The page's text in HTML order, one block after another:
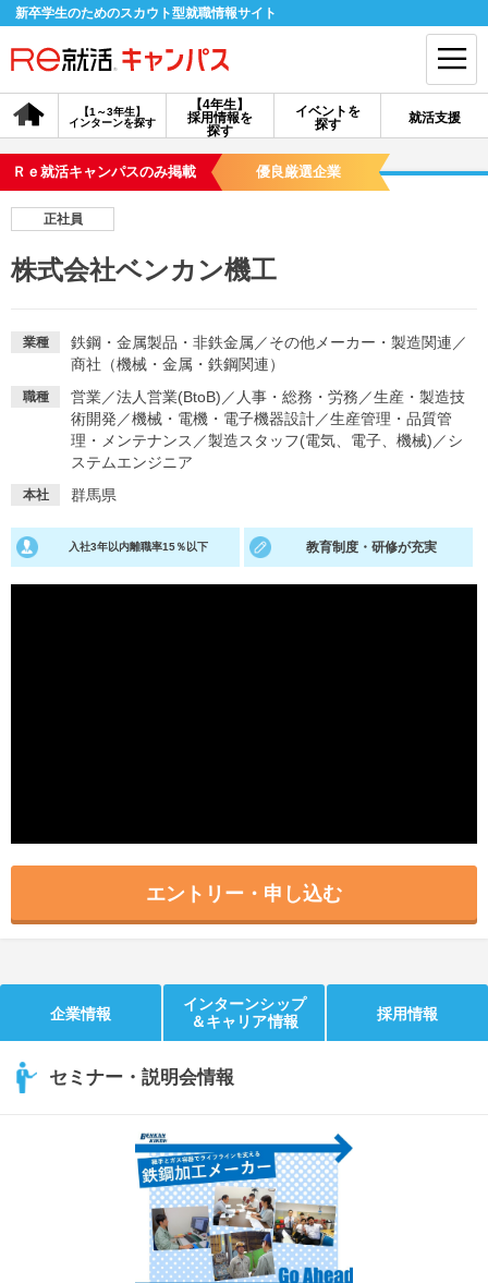
新卒学生のためのスカウト型就職情報サイト
【4年生】
採用情報を
探す
【1～3年生】
インターンを探す
イベントを
探す
就活支援
会員登録 ログイン
会員ID・パスワードを忘れた方はこちら
探す
イベントを探す スカウト お知らせ
就活ノウハウ・サポート
就活支援 就活コラム
Ｒｅ就活キャンパスのみ掲載 優良厳選企業
正社員
株式会社ベンカン機工
業種 鉄鋼・金属製品・非鉄金属 ／その他メーカー・製造関連 ／
商社（機械・金属・鉄鋼関連）
職種 営業／法人営業(BtoB) ／ 人事・総務・労務 ／生産・製造技
術開発 ／機械・電機・電子機器設計／生産管理・品質管
理・メンテナンス ／製造スタッフ(電気、電子、機械) ／シ
ステムエンジニア
本社 群馬県
入社3年以内離職率15％以下 教育制度・研修が充実
エントリー・申し込む
企業情報
インターンシップ
＆キャリア情報
採用情報
セミナー・説明会情報